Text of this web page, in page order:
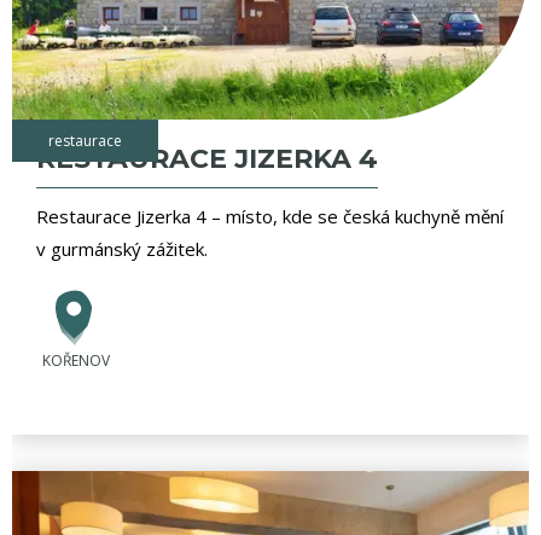
restaurace
RESTAURACE JIZERKA 4
Restaurace Jizerka 4 – místo, kde se česká kuchyně mění
v gurmánský zážitek.
KOŘENOV